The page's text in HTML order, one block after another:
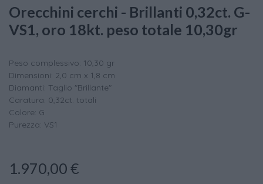
Orecchini cerchi - Brillanti 0,32ct. G-
VS1, oro 18kt. peso totale 10,30gr
Peso complessivo: 10,30 gr
Dimensioni: 2,0 cm x 1,8 cm
Diamanti: Taglio "Brillante"
Caratura: 0,32ct. totali
Colore: G
Purezza: VS1
1.970,00 €